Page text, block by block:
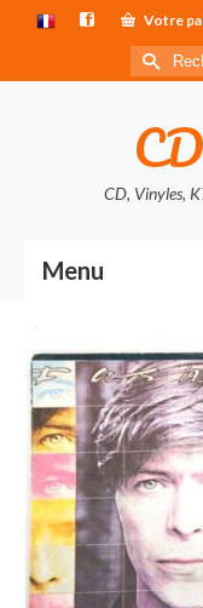
Votre
CD, Vinyles,
Menu